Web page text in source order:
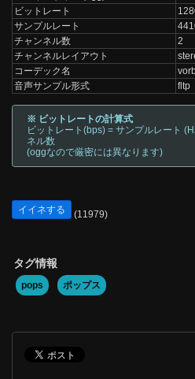
ビットレート
サンプルレート
チャンネル数
2
チャンネルレイアウト
コーデック名
音声サンプル形式
fltp
※ ビットレートの計算式
ビットレート(bps) = サンプルレート
ネル数
(oggなので厳密には異なります)
イイネする (11979)
タグ情報
pops ポップス